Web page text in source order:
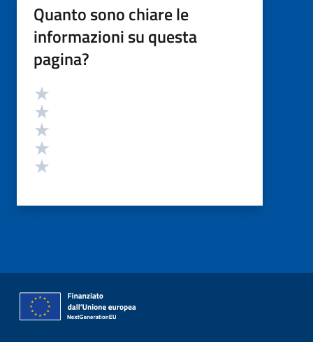
Quanto sono chiare le
informazioni su questa
pagina?
Valutazione